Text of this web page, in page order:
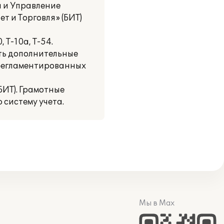
и Управление
и Торговля» (БИТ)
Т-10а, Т-54.
дополнительные
Грамотные
учета.
Мы в Max